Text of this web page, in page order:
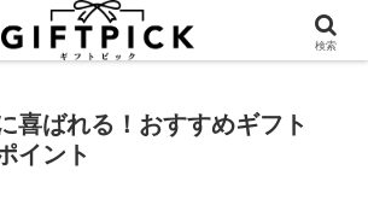
喜ばれる！おすすめギフト
イント
検索